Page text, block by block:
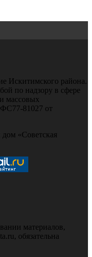
Искитимского района.
по надзору в сфере
массовых
81027 от
«Советская
материалов,
обязательна